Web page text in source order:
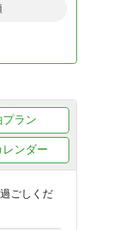
ごしくだ
プラン
レンダー